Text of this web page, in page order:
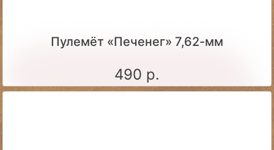
Пулемёт «Печенег» 7,62-мм
490 р.